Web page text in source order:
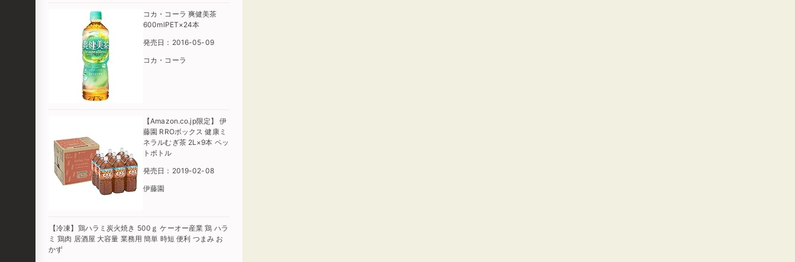
コカ・コーラ 爽健美茶
600mlPET×24本
発売日：2016-05-09
コカ・コーラ
【Amazon.co.jp限定】 伊
藤園 RROボックス 健康ミ
ネラルむぎ茶 2L×9本 ペッ
トボトル
発売日：2019-02-08
伊藤園
【冷凍】鶏ハラミ炭火焼き 500ｇ ケーオー産業 鶏 ハラ
ミ 鶏肉 居酒屋 大容量 業務用 簡単 時短 便利 つまみ お
かず